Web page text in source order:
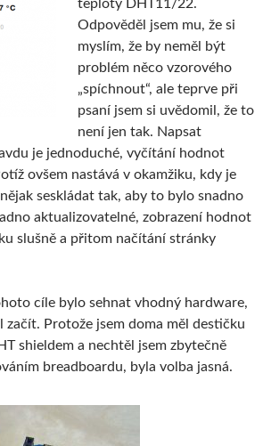
teploty DHT11/22.
Odpověděl jsem mu, že si
myslím, že by neměl být
problém něco vzorového
„spíchnout“, ale teprve při
psaní jsem si uvědomil, že to
není jen tak. Napsat
je jednoduché, vyčítání hodnot
ovšem nastává v okamžiku, kdy je
seskládat tak, aby to bylo snadno
aktualizovatelné, zobrazení hodnot
slušně a přitom načítání stránky
cíle bylo sehnat vhodný hardware,
začít. Protože jsem doma měl destičku
shieldem a nechtěl jsem zbytečně
breadboardu, byla volba jasná.